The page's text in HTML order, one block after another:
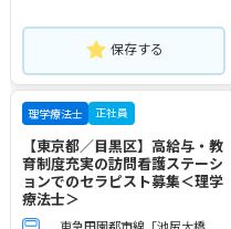
保存する
理学療法士 正社員
【東京都／目黒区】高給与・教
育制度充実の訪問看護ステーシ
ョンでのセラピスト募集＜理学
療法士＞